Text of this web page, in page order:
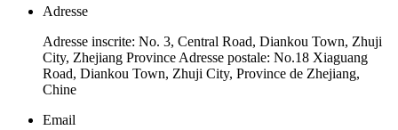
Adresse
Adresse inscrite: No. 3, Central Road, Diankou Town, Zhuji
City, Zhejiang Province Adresse postale: No.18 Xiaguang
Road, Diankou Town, Zhuji City, Province de Zhejiang,
Chine
Email